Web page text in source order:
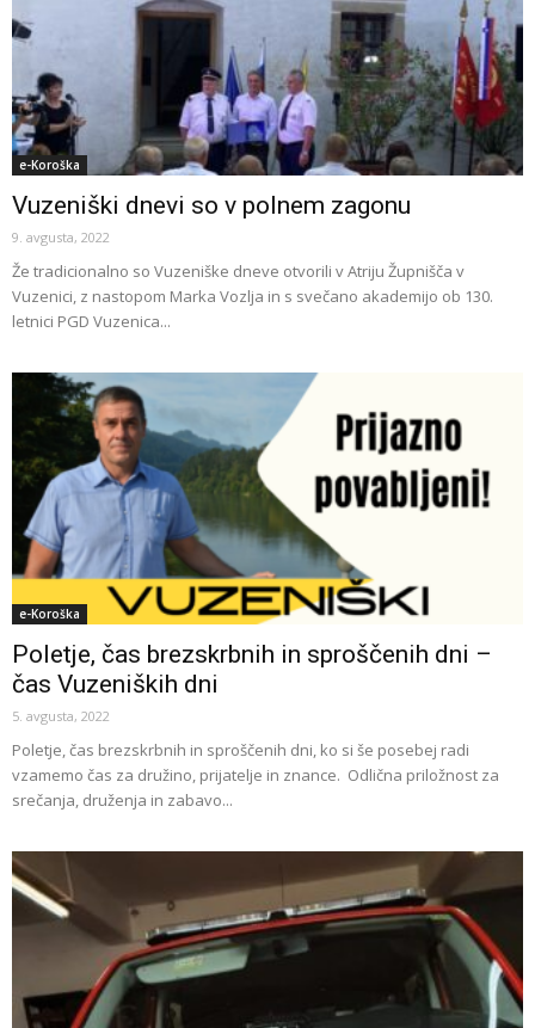
e-Koroška
Vuzeniški dnevi so v polnem zagonu
9. avgusta, 2022
Že tradicionalno so Vuzeniške dneve otvorili v Atriju Župnišča v
Vuzenici, z nastopom Marka Vozlja in s svečano akademijo ob 130.
letnici PGD Vuzenica...
e-Koroška
Poletje, čas brezskrbnih in sproščenih dni –
čas Vuzeniških dni
5. avgusta, 2022
Poletje, čas brezskrbnih in sproščenih dni, ko si še posebej radi
vzamemo čas za družino, prijatelje in znance. Odlična priložnost za
srečanja, druženja in zabavo...